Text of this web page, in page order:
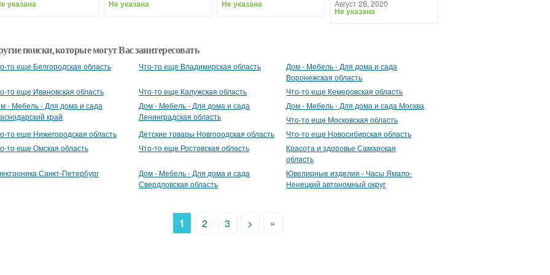
указана Не указана Не указана Август 28, 2020
Не указана
поиски, которые могут Вас заинтересовать
то еще Белгородская область Что-то еще Владимирская область
Дом - Мебель - Для дома и сада
Воронежская область
то еще Ивановская область
Что-то еще Калужская область
Что-то еще Кемеровская область
- Мебель - Для дома и сада
край
Дом - Мебель - Для дома и сада
Ленинградская область
Дом - Мебель - Для дома и сада Москва
Что-то еще Московская область
то еще Нижегородская область
Детские товары Новгородская область
Что-то еще Новосибирская область
то еще Омская область
Что-то еще Ростовская область
Красота и здоровье Самарская
область
Санкт-Петербург
Дом - Мебель - Для дома и сада
Свердловская область
Ювелирные изделия - Часы Ямало-
Ненецкий автономный округ
1 2 3 > »